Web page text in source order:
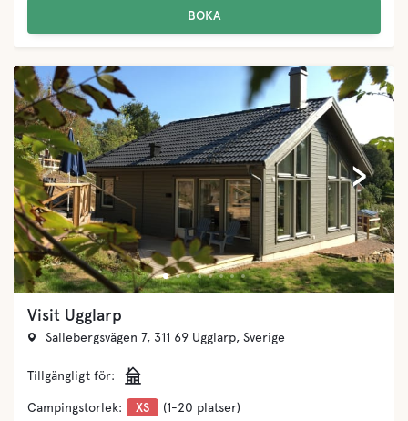
BOKA
›
‹
Visit Ugglarp
Sallebergsvägen 7, 311 69 Ugglarp, Sverige
Tillgängligt för:
Campingstorlek: XS (1-20 platser)